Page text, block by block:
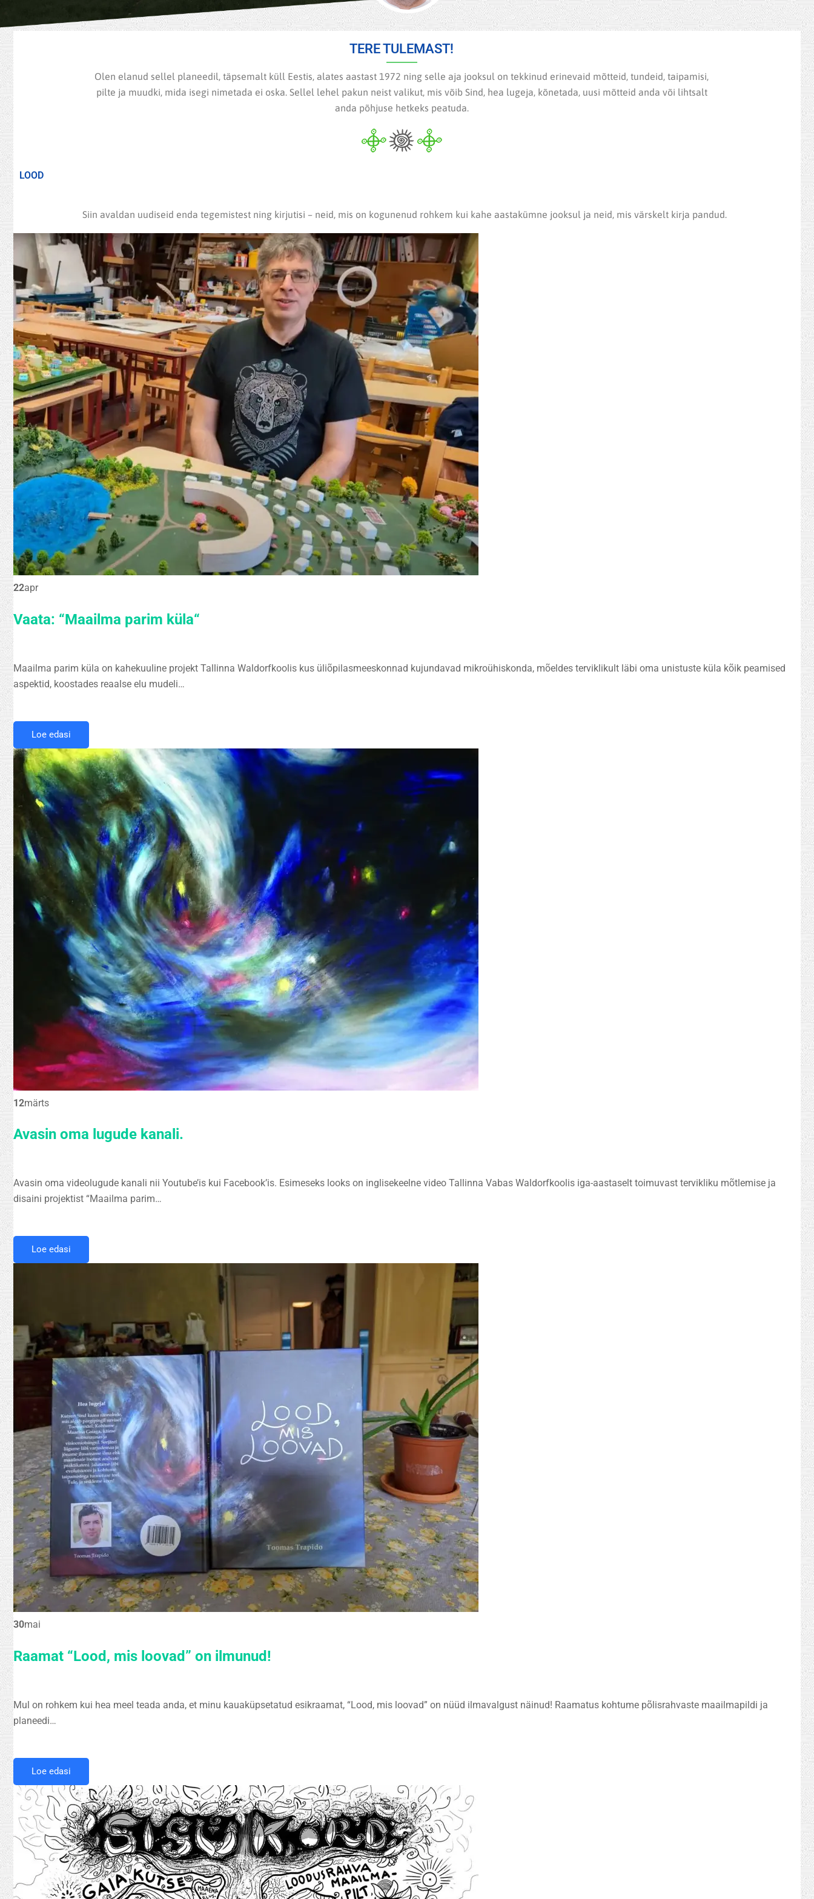
TERE TULEMAST!
Olen elanud sellel planeedil, täpsemalt küll Eestis, alates aastast 1972 ning selle aja jooksul on tekkinud erinevaid mõtteid, tundeid, taipamisi,
pilte ja muudki, mida isegi nimetada ei oska. Sellel lehel pakun neist valikut, mis võib Sind, hea lugeja, kõnetada, uusi mõtteid anda või lihtsalt
anda põhjuse hetkeks peatuda.
LOOD
Siin avaldan uudiseid enda tegemistest ning kirjutisi – neid, mis on kogunenud rohkem kui kahe aastakümne jooksul ja neid, mis värskelt kirja pandud.
22apr
Vaata: “Maailma parim küla“
Maailma parim küla on kahekuuline projekt Tallinna Waldorfkoolis kus üliõpilasmeeskonnad kujundavad mikroühiskonda, mõeldes terviklikult läbi oma unistuste küla kõik peamised
aspektid, koostades reaalse elu mudeli…
Loe edasi
12märts
Avasin oma lugude kanali.
Avasin oma videolugude kanali nii Youtube’is kui Facebook’is. Esimeseks looks on inglisekeelne video Tallinna Vabas Waldorfkoolis iga-aastaselt toimuvast tervikliku mõtlemise ja
disaini projektist “Maailma parim…
Loe edasi
30mai
Raamat “Lood, mis loovad” on ilmunud!
Mul on rohkem kui hea meel teada anda, et minu kauaküpsetatud esikraamat, “Lood, mis loovad” on nüüd ilmavalgust näinud! Raamatus kohtume põlisrahvaste maailmapildi ja
planeedi…
Loe edasi